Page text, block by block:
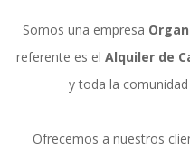
Somos una empresa
referente es el Alquiler de
y toda la
Ofrecemos a nuestros